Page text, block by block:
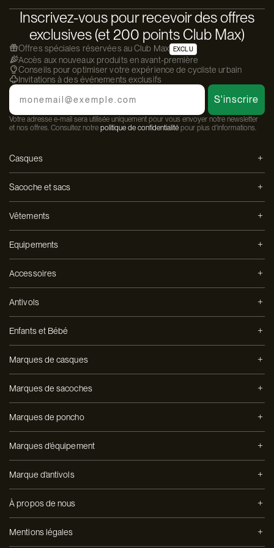
Inscrivez-vous pour recevoir des offres
exclusives (et 200 points Club Max)
Offres spéciales réservées au Club Max EXCLU
Accès aux nouveaux produits en avant-première
Conseils pour optimiser votre expérience de cycliste urbain
Invitations à des événements exclusifs
Email
S'inscrire
Votre adresse e-mail sera utilisée uniquement pour vous envoyer notre newsletter
et nos offres. Consultez notre politique de confidentialité pour plus d'informations.
Casques
Sacoche et sacs
Vêtements
Equipements
Accessoires
Antivols
Enfants et Bébé
Marques de casques
Marques de sacoches
Marques de poncho
Marques d'équipement
Marque d'antivols
À propos de nous
Mentions légales